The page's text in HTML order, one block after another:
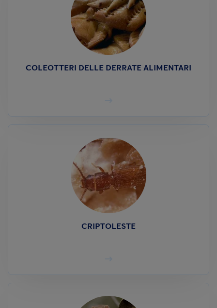
COLEOTTERI DELLE DERRATE ALIMENTARI
CRIPTOLESTE